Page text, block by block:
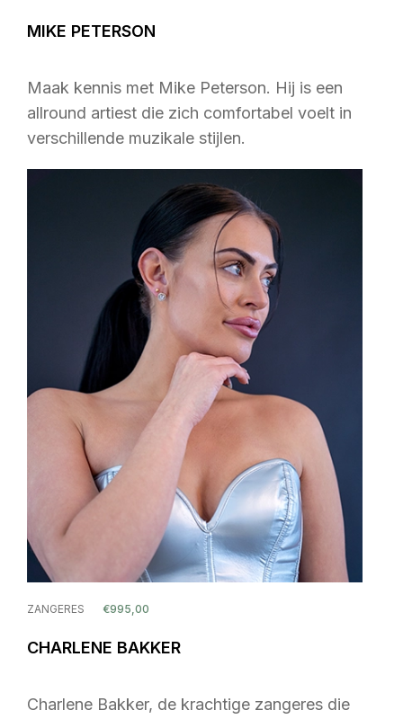
MIKE PETERSON
Maak kennis met Mike Peterson. Hij is een
allround artiest die zich comfortabel voelt in
verschillende muzikale stijlen.
ZANGERES €995,00
CHARLENE BAKKER
Charlene Bakker, de krachtige zangeres die